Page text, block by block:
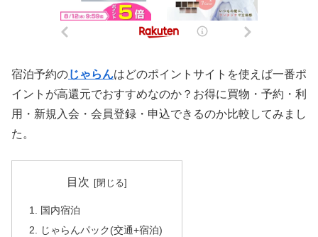
宿泊予約のじゃらんはどのポイントサイトを使えば一番ポ
イントが高還元でおすすめなのか？お得に買物・予約・利
用・新規入会・会員登録・申込できるのか比較してみまし
た。
目次
国内宿泊
じゃらんパック(交通+宿泊)